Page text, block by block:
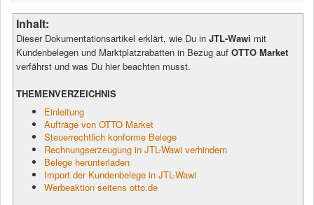
Inhalt:
Dieser Dokumentationsartikel erklärt, wie Du inJTL-Wawi mit
Kundenbelegen und Marktplatzrabatten in Bezug aufOTTO Market
verfährst und was Du hier beachten musst.
THEMENVERZEICHNIS
Einleitung
Aufträge von OTTO Market
Steuerrechtlich konforme Belege
Rechnungserzeugung in JTL-Wawi verhindern
Belege herunterladen
Import der Kundenbelege in JTL-Wawi
Werbeaktion seitens otto.de